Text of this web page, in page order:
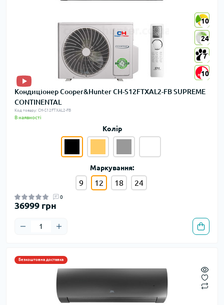
10
24
7
10
10
24
7
10
Кондиціонер Cooper&Hunter CH-S12FTXAL2-FB SUPREME
CONTINENTAL
Код товару: CH-S12FTXAL2-FB
В наявності
Колір
Маркування:
9 12 18 24
0
36999 грн
Безкоштовна доставка